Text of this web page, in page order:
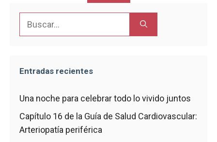
Entradas recientes
Una noche para celebrar todo lo vivido juntos
Capítulo 16 de la Guía de Salud Cardiovascular:
Arteriopatía periférica